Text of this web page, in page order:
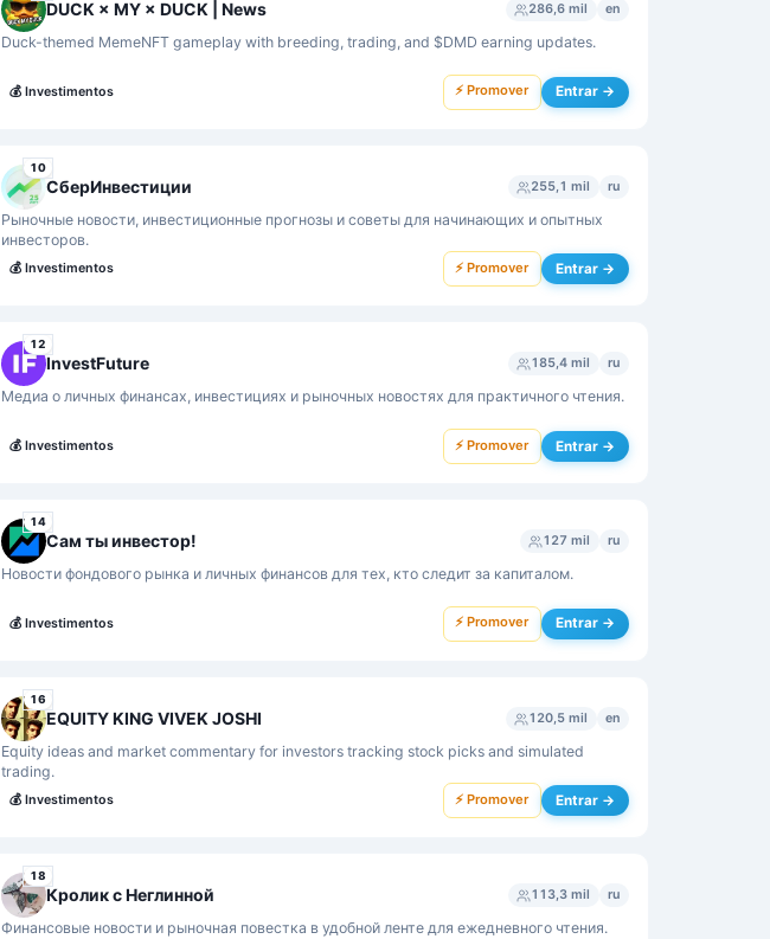
DUCK × MY × DUCK | News 286,6 mil en
Duck-themed MemeNFT gameplay with breeding, trading, and $DMD earning updates.
💰 Investimentos ⚡ Promover Entrar →
10
СберИнвестиции 255,1 mil ru
Рыночные новости, инвестиционные прогнозы и советы для начинающих и опытных
инвесторов.
💰 Investimentos ⚡ Promover Entrar →
12
InvestFuture 185,4 mil ru
Медиа о личных финансах, инвестициях и рыночных новостях для практичного чтения.
💰 Investimentos ⚡ Promover Entrar →
14
Сам ты инвестор! 127 mil ru
Новости фондового рынка и личных финансов для тех, кто следит за капиталом.
💰 Investimentos ⚡ Promover Entrar →
16
EQUITY KING VIVEK JOSHI 120,5 mil en
Equity ideas and market commentary for investors tracking stock picks and simulated
trading.
💰 Investimentos ⚡ Promover Entrar →
18
Кролик с Неглинной 113,3 mil ru
Финансовые новости и рыночная повестка в удобной ленте для ежедневного чтения.